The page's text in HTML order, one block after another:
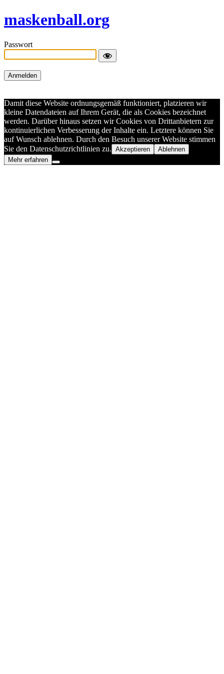
maskenball.org
Passwort
Damit diese Website ordnungsgemäß funktioniert, platzieren wir
kleine Datendateien auf Ihrem Gerät, die als Cookies bezeichnet
werden. Darüber hinaus setzen wir Cookies von Drittanbietern zur
kontinuierlichen Verbesserung der Inhalte ein. Letztere können Sie
auf Wunsch ablehnen. Durch den Besuch unserer Website stimmen
Sie den Datenschutzrichtlinien zu. Akzeptieren
Ablehnen
Mehr erfahren